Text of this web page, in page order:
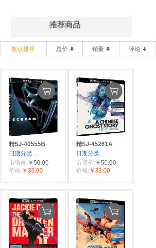
推荐商品
默认排序 总价 销量 评论
精SJ-40555B
日期分类 ...
市场价:￥50.00
价格: ￥33.00
精SJ-45261A
日期分类 ...
市场价:￥50.00
价格: ￥33.00